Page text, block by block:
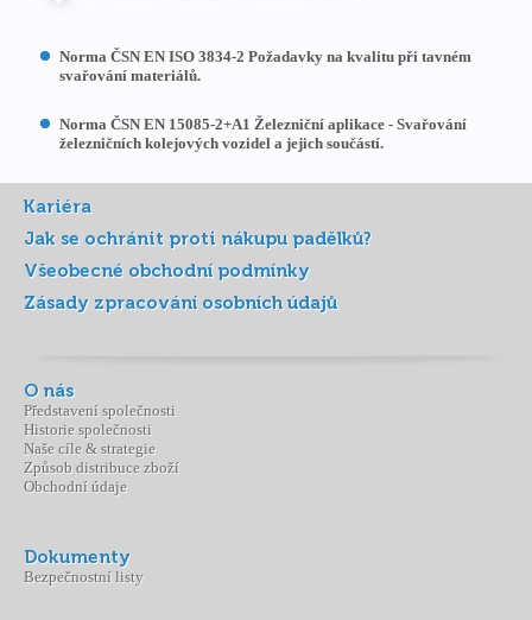
Norma ČSN EN ISO 3834-2 Požadavky na kvalitu při tavném
svařování materiálů.
Norma ČSN EN 15085-2+A1 Železniční aplikace - Svařování
železničních kolejových vozidel a jejich součástí.
Kariéra
Jak se ochránit proti nákupu padělků?
Všeobecné obchodní podmínky
Zásady zpracování osobních údajů
O nás
Představení společnosti
Historie společnosti
Naše cíle & strategie
Způsob distribuce zboží
Obchodní údaje
Dokumenty
Bezpečnostní listy